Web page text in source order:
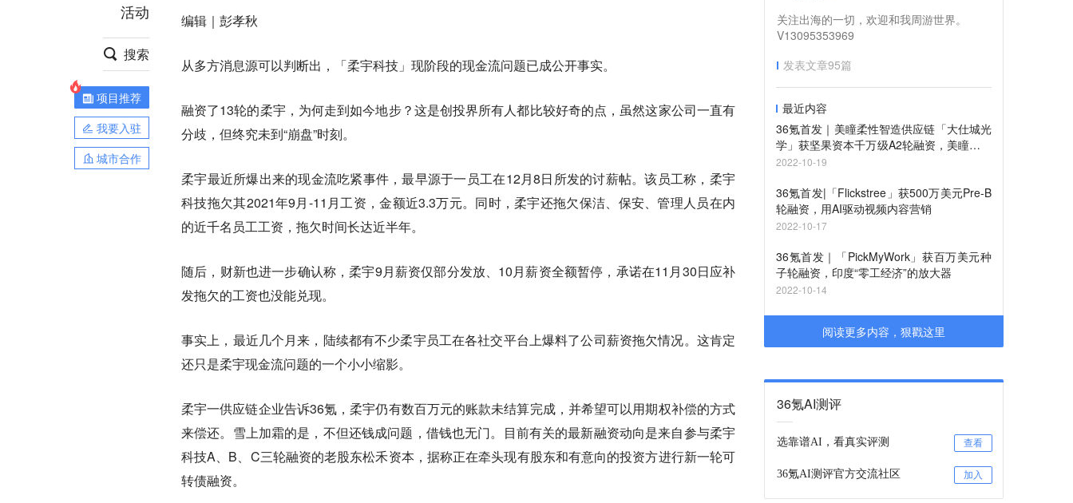
安徽
活动
搜索
项目推荐
我要入驻
城市合作
编辑｜彭孝秋
从多方消息源可以判断出，「柔宇科技」现阶段的现金流问题已成公开事实。
融资了13轮的柔宇，为何走到如今地步？这是创投界所有人都比较好奇的点，虽然这家公司一直有
分歧，但终究未到“崩盘”时刻。
柔宇最近所爆出来的现金流吃紧事件，最早源于一员工在12月8日所发的讨薪帖。该员工称，柔宇
科技拖欠其2021年9月-11月工资，金额近3.3万元。同时，柔宇还拖欠保洁、保安、管理人员在内
的近千名员工工资，拖欠时间长达近半年。
随后，财新也进一步确认称，柔宇9月薪资仅部分发放、10月薪资全额暂停，承诺在11月30日应补
发拖欠的工资也没能兑现。
事实上，最近几个月来，陆续都有不少柔宇员工在各社交平台上爆料了公司薪资拖欠情况。这肯定
还只是柔宇现金流问题的一个小小缩影。
柔宇一供应链企业告诉36氪，柔宇仍有数百万元的账款未结算完成，并希望可以用期权补偿的方式
来偿还。雪上加霜的是， 不但还钱成问题，借钱也无门。
目前有关的最新融资动向是来自参与柔宇
科技A、B、C三轮融资的老股东松禾资本，据称正在牵头现有股东和有意向的投资方进行新一轮可
转债融资。
关注出海的一切，欢迎和我周游世界。
V13095353969
发表文章95篇
最近内容
36氪首发｜美瞳柔性智造供应链「大仕城光
学」获坚果资本千万级A2轮融资，美瞳品牌
背后的产品缔造者拥有聪明制造大脑
2022-10-19
36氪首发|「Flickstree」获500万美元Pre-B
轮融资，用AI驱动视频内容营销
2022-10-17
36氪首发｜「PickMyWork」获百万美元种
子轮融资，印度“零工经济”的放大器
2022-10-14
阅读更多内容，狠戳这里
36氪AI测评
选靠谱AI，看真实评测 查看
36氪AI测评官方交流社区 加入